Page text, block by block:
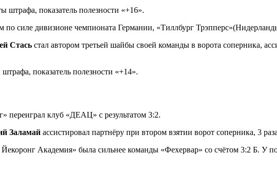
штрафа, показатель полезности «+16».
силе дивизионе чемпионата Германии, «Тиллбург
Стась стал автором третьей шайбы своей команды в ворота соперника,
показатель полезности «+14».
переиграл клуб «ДЕАЦ» с результатом 3:2.
Заламай ассистировал партнёру при втором взятии ворот соперника, 3
Академия» была сильнее команды «Фехервар» со счётом 3:2 Б. У